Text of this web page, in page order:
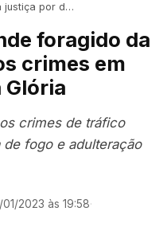
Senhora da Glória
foragido da
crimes em
Glória
crimes de tráfico
fogo e adulteração
01/2023 às 19:58·